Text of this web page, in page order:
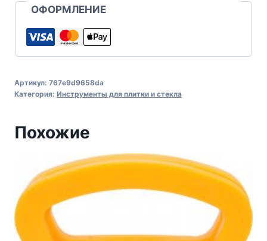
ОФОРМЛЕНИЕ
Артикул: 767e9d9658da
Категория: Инструменты для плитки и стекла
Похожие